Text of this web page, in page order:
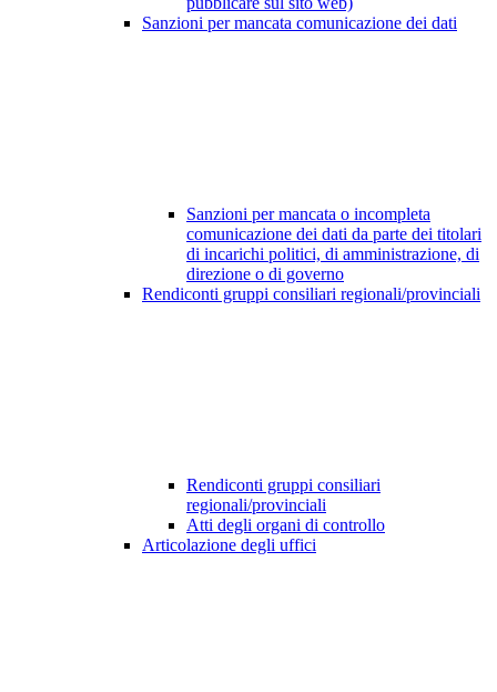
Sanzioni per mancata comunicazione dei dati
Sanzioni per mancata o incompleta
comunicazione dei dati da parte dei titolari
di incarichi politici, di amministrazione, di
direzione o di governo
Rendiconti gruppi consiliari regionali/provinciali
Rendiconti gruppi consiliari
regionali/provinciali
Atti degli organi di controllo
Articolazione degli uffici